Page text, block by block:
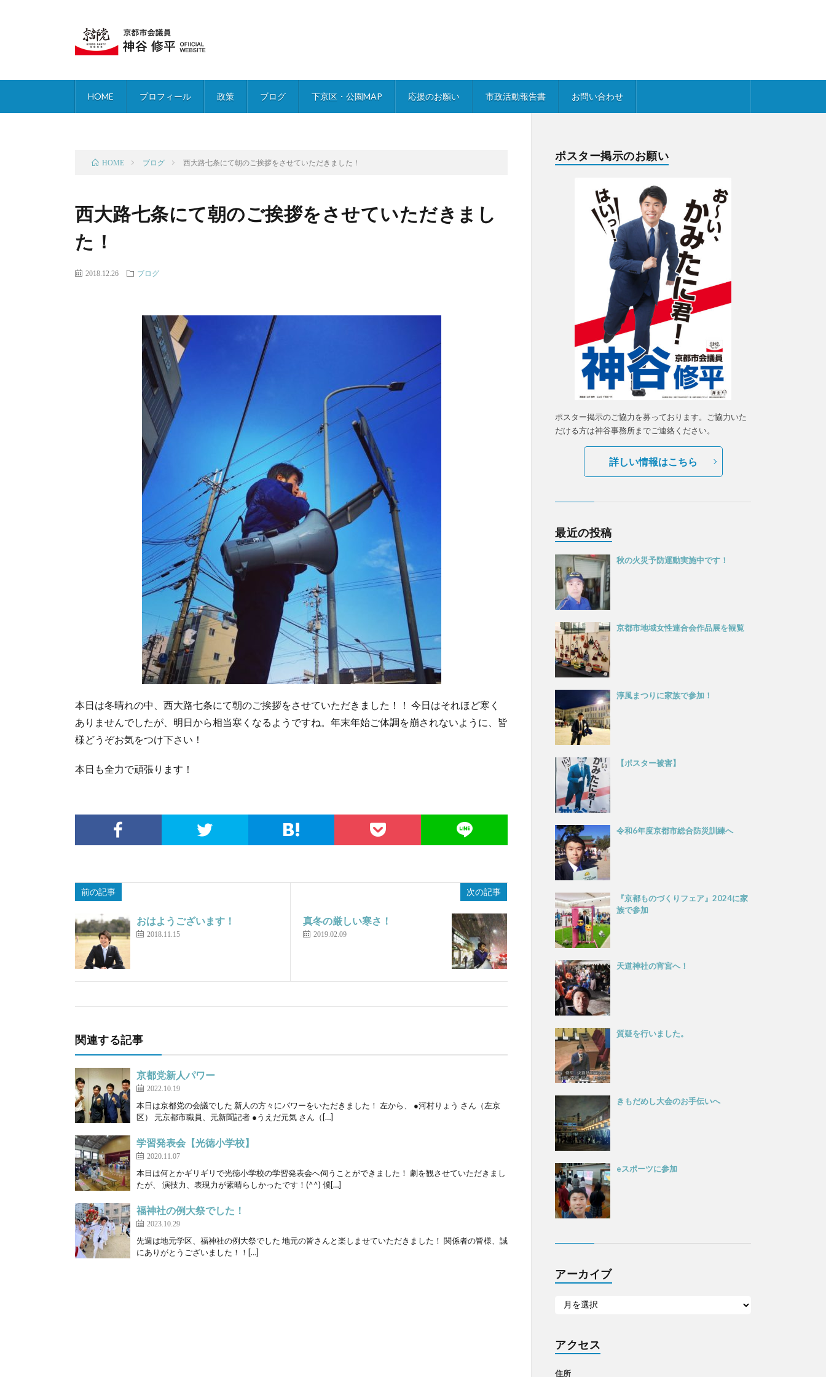
HOME プロフィール 政策 ブログ 下京区・公園MAP 応援のお願い 市政活動報告書 お問い合わせ
HOME ブログ 西大路七条にて朝のご挨拶をさせていただきました！
西大路七条にて朝のご挨拶をさせていただきまし
た！
2018.12.26 ブログ
本日は冬晴れの中、西大路七条にて朝のご挨拶をさせていただきました！！ 今日はそれほど寒く
ありませんでしたが、明日から相当寒くなるようですね。年末年始ご体調を崩されないように、皆
様どうぞお気をつけ下さい！
本日も全力で頑張ります！
前の記事
おはようございます！
2018.11.15
次の記事
真冬の厳しい寒さ！
2019.02.09
関連する記事
京都党新人パワー
2022.10.19
本日は京都党の会議でした 新人の方々にパワーをいただきました！ 左から、 ●河村りょう さん（左京
区） 元京都市職員、元新聞記者 ●うえだ元気 さん（[…]
学習発表会【光徳小学校】
2020.11.07
本日は何とかギリギリで光徳小学校の学習発表会へ伺うことができました！ 劇を観させていただきまし
たが、 演技力、表現力が素晴らしかったです！(^^) 僕[…]
福神社の例大祭でした！
2023.10.29
先週は地元学区、福神社の例大祭でした 地元の皆さんと楽しませていただきました！ 関係者の皆様、誠
にありがとうございました！！[…]
ポスター掲示のお願い
ポスター掲示のご協力を募っております。ご協力いた
だける方は神谷事務所までご連絡ください。
詳しい情報はこちら
最近の投稿
秋の火災予防運動実施中です！
京都市地域女性連合会作品展を観覧
淳風まつりに家族で参加！
【ポスター被害】
令和6年度京都市総合防災訓練へ
『京都ものづくりフェア』2024に家
族で参加
天道神社の宵宮へ！
質疑を行いました。
きもだめし大会のお手伝いへ
eスポーツに参加
アーカイブ
アクセス
住所